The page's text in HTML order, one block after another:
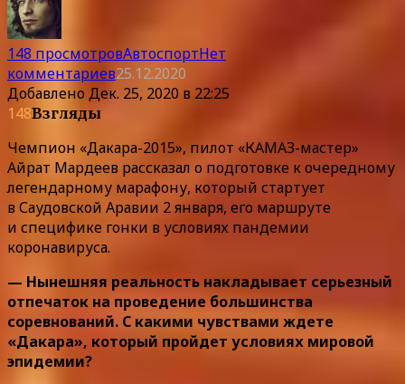
148 просмотровАвтоспортНет
комментариев25.12.2020
ДобавленоДек. 25, 2020 в 22:25
148Взгляды
Чемпион «Дакара-2015», пилот «КАМАЗ-мастер»
Айрат Мардеев рассказал о подготовке к очередному
легендарному марафону, который стартует
в Саудовской Аравии 2 января, его маршруте
и специфике гонки в условиях пандемии
коронавируса.
— Нынешняя реальность накладывает серьезный
отпечаток на проведение большинства
соревнований. С какими чувствами ждете
«Дакара», который пройдет условиях мировой
эпидемии?